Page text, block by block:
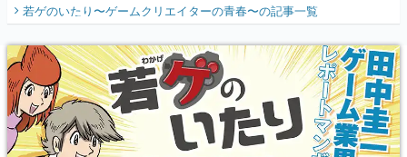
『少年ジャンプ』色だった【若ゲのいた
り】
若ゲのいたり〜ゲームクリエイターの青春〜の記事一覧